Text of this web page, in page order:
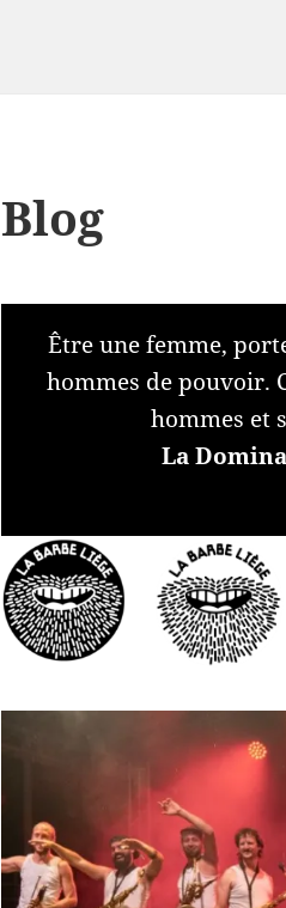
Blog
Être une femme,
hommes de pouvoir.
hommes et
La